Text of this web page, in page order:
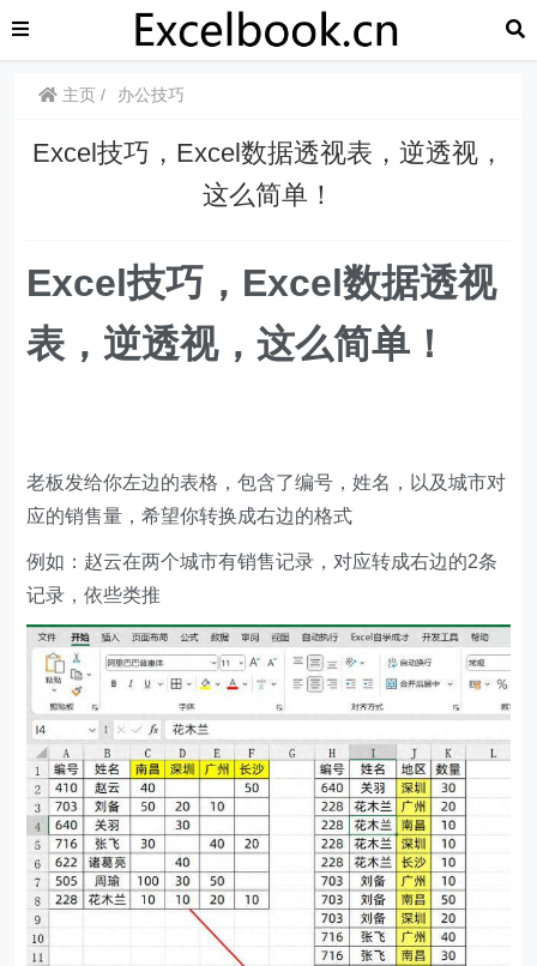
主页 办公技巧
​​Excel技巧，Excel数据透视表，逆透视，
这么简单！
Excel技巧，Excel数据透视
表，逆透视，这么简单！
老板发给你左边的表格，包含了编号，姓名，以及城市对
应的销售量，希望你转换成右边的格式
例如：赵云在两个城市有销售记录，对应转成右边的2条
记录，依些类推